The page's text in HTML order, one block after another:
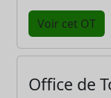
Voir cet OT
Office de